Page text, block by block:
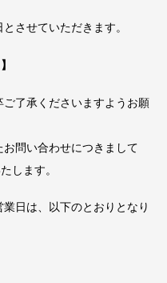
させていただきます。
了承くださいますようお願
問い合わせにつきまして
します。
日は、以下のとおりとなり